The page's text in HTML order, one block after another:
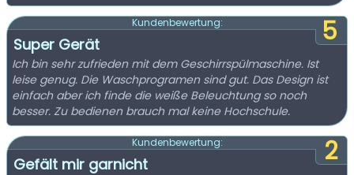
5
Kundenbewertung:
Super Gerät
Ich bin sehr zufrieden mit dem Geschirrspülmaschine. Ist
leise genug. Die Waschprogramen sind gut. Das Design ist
einfach aber ich finde die weiße Beleuchtung so noch
besser. Zu bedienen brauch mal keine Hochschule.
2
Kundenbewertung:
Gefält mir garnicht